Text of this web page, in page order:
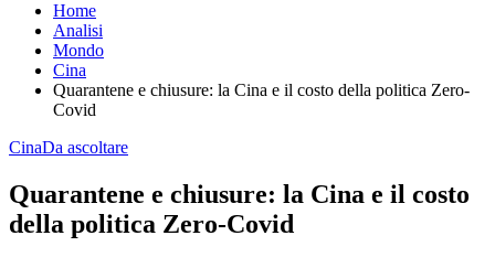
Home
Analisi
Mondo
Cina
Quarantene e chiusure: la Cina e il costo della politica Zero-
Covid
CinaDa ascoltare
Quarantene e chiusure: la Cina e il costo
della politica Zero-Covid